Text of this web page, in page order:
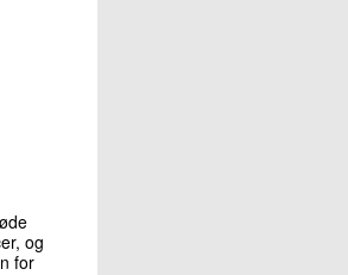
og
for